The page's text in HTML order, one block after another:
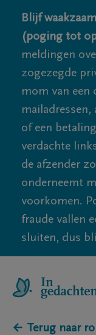
Blijf
(poging tot
meldingen
zogezegde
mom van een
mailadressen,
of een
verdachte
de afzender
onderneemt
voorkomen.
fraude vallen
sluiten, dus
← Terug naar